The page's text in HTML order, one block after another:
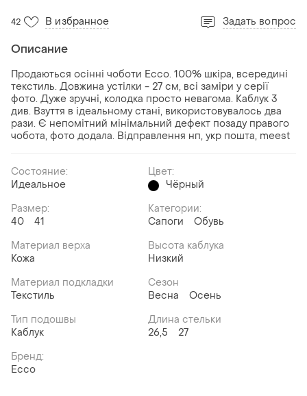
42 В избранное Задать вопрос
Описание
Продаються осінні чоботи Ессо. 100% шкіра, всередині
текстиль. Довжина устілки - 27 см, всі заміри у серії
фото. Дуже зручні, колодка просто невагома. Каблук 3
див. Взуття в ідеальному стані, використовувалось два
рази. Є непомітний мінімальний дефект позаду правого
чобота, фото додала. Відправлення нп, укр пошта, meest
Состояние:
Идеальное
Цвет:
Чёрный
Размер:
40
41
Категории:
Сапоги
Обувь
Материал верха
Кожа
Высота каблука
Низкий
Материал подкладки
Текстиль
Сезон
Весна
Осень
Тип подошвы
Каблук
Длина стельки
26,5
27
Бренд:
Ecco